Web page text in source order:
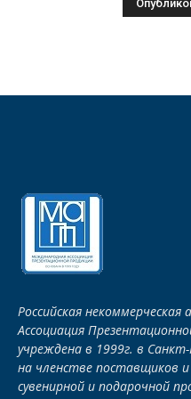
Российская
Ассоциация
учреждена в 1999г. в
на членстве поставщиков и
сувенирной и подарочной